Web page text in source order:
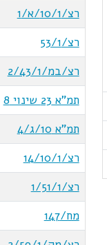
רצ/10/1/א/1
רצ/53/1
רצ/במ/2/43/1
תמ"א 23 שינוי 8
תמ"א 10/ג/4
רצ/14/10/1
רצ/1/51/1
מח/147